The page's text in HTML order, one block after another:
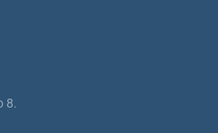
8.